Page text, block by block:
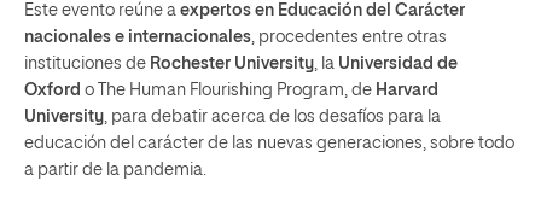
Este evento reúne a expertos en Educación del Carácter
nacionales e internacionales , procedentes entre otras
instituciones de Rochester University , la Universidad de
Oxford o The Human Flourishing Program, de Harvard
University , para debatir acerca de los desafíos para la
educación del carácter de las nuevas generaciones, sobre todo
a partir de la pandemia.